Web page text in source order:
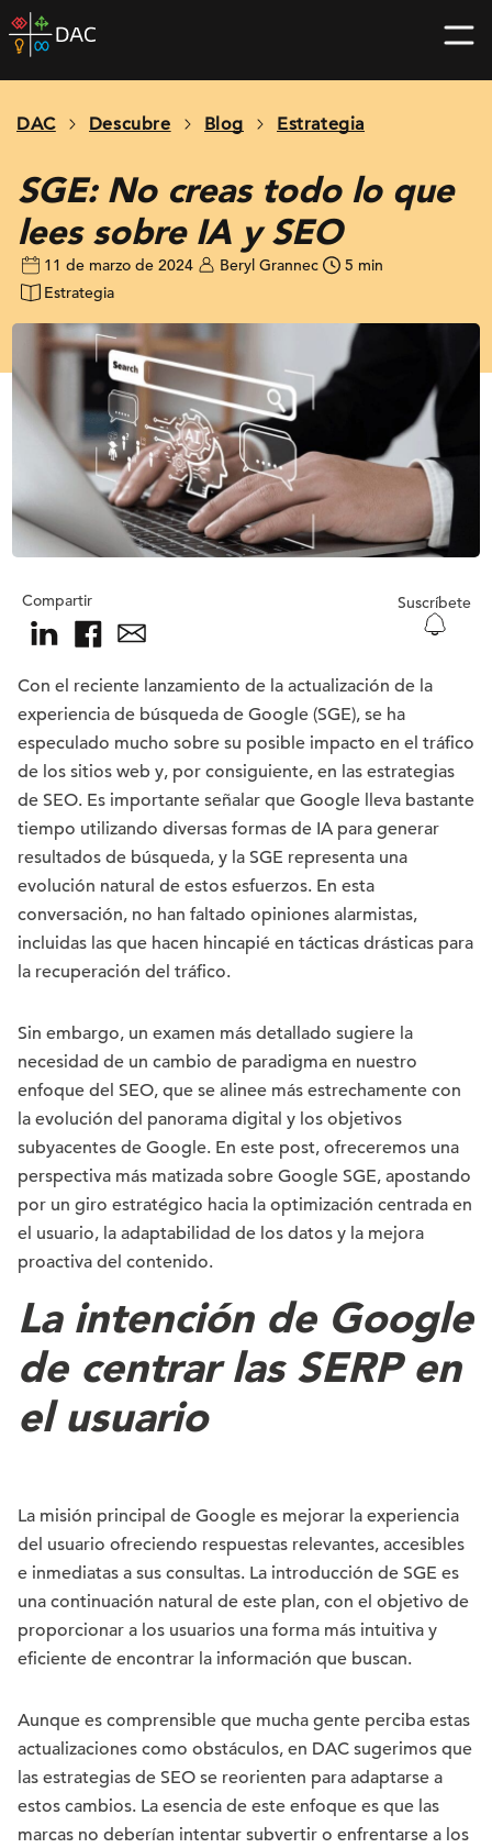
Skip
to
home
DAC Descubre Blog Estrategia
SGE: No creas todo lo que
lees sobre IA y SEO
11 de marzo de 2024 Beryl Grannec
5 min
Estrategia
Compartir Suscríbete
Con el reciente lanzamiento de la actualización de la
experiencia de búsqueda de Google (SGE), se ha
especulado mucho sobre su posible impacto en el tráfico
de los sitios web y, por consiguiente, en las estrategias
de SEO. Es importante señalar que Google lleva bastante
tiempo utilizando diversas formas de IA para generar
resultados de búsqueda, y la SGE representa una
evolución natural de estos esfuerzos. En esta
conversación, no han faltado opiniones alarmistas,
incluidas las que hacen hincapié en tácticas drásticas para
la recuperación del tráfico.
Sin embargo, un examen más detallado sugiere la
necesidad de un cambio de paradigma en nuestro
enfoque del SEO, que se alinee más estrechamente con
la evolución del panorama digital y los objetivos
subyacentes de Google. En este post, ofreceremos una
perspectiva más matizada sobre Google SGE, apostando
por un giro estratégico hacia la optimización centrada en
el usuario, la adaptabilidad de los datos y la mejora
proactiva del contenido.
La intención de Google
de centrar las SERP en
el usuario
La misión principal de Google es mejorar la experiencia
del usuario ofreciendo respuestas relevantes, accesibles
e inmediatas a sus consultas. La introducción de SGE es
una continuación natural de este plan, con el objetivo de
proporcionar a los usuarios una forma más intuitiva y
eficiente de encontrar la información que buscan.
Aunque es comprensible que mucha gente perciba estas
actualizaciones como obstáculos, en DAC sugerimos que
las estrategias de SEO se reorienten para adaptarse a
estos cambios. La esencia de este enfoque es que las
marcas no deberían intentar subvertir o enfrentarse a los